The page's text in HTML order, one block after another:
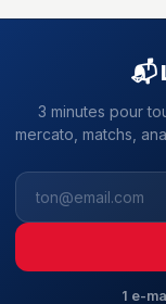
📬
3 minutes pour
mercato, matchs,
1 e-